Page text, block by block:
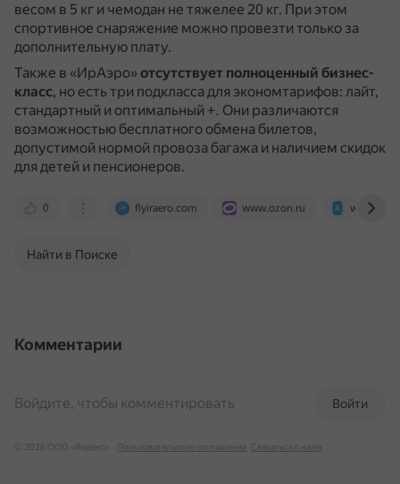
весом в 5 кг и чемодан не тяжелее 20 кг. При этом
спортивное снаряжение можно провезти только за
дополнительную плату.
Также в «ИрАэро» отсутствует полноценный бизнес-
класс, но есть три подкласса для экономтарифов: лайт,
стандартный и оптимальный +. Они различаются
возможностью бесплатного обмена билетов,
допустимой нормой провоза багажа и наличием скидок
для детей и пенсионеров.
0 flyiraero.com www.ozon.ru
Найти в Поиске
Комментарии
Войти
Войдите, чтобы комментировать
© 2026 ООО «Яндекс» Пользовательское соглашение Связаться с нами